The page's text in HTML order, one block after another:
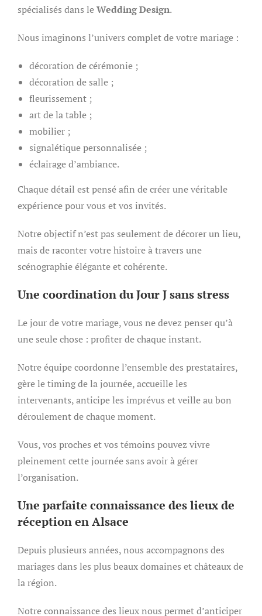
spécialisés dans leWedding Design.
Nous imaginons l’univers complet de votre mariage :
décoration de cérémonie ;
décoration de salle ;
fleurissement ;
art de la table ;
mobilier ;
signalétique personnalisée ;
éclairage d’ambiance.
Chaque détail est pensé afin de créer une véritable
expérience pour vous et vos invités.
Notre objectif n’est pas seulement de décorer un lieu,
mais de raconter votre histoire à travers une
scénographie élégante et cohérente.
Une coordination du Jour J sans stress
Le jour de votre mariage, vous ne devez penser qu’à
une seule chose : profiter de chaque instant.
Notre équipe coordonne l’ensemble des prestataires,
gère le timing de la journée, accueille les
intervenants, anticipe les imprévus et veille au bon
déroulement de chaque moment.
Vous, vos proches et vos témoins pouvez vivre
pleinement cette journée sans avoir à gérer
l’organisation.
Une parfaite connaissance des lieux de
réception en Alsace
Depuis plusieurs années, nous accompagnons des
mariages dans les plus beaux domaines et châteaux de
la région.
Notre connaissance des lieux nous permet d’anticiper